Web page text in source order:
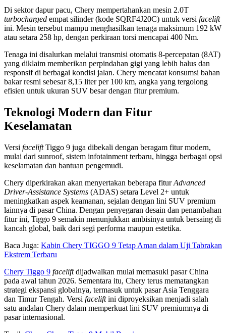
Di sektor dapur pacu, Chery mempertahankan mesin 2.0T
turbocharged empat silinder (kode SQRF4J20C) untuk versi facelift
ini. Mesin tersebut mampu menghasilkan tenaga maksimum 192 kW
atau setara 258 hp, dengan perkiraan torsi mencapai 400 Nm.
Tenaga ini disalurkan melalui transmisi otomatis 8-percepatan (8AT)
yang diklaim memberikan perpindahan gigi yang lebih halus dan
responsif di berbagai kondisi jalan. Chery mencatat konsumsi bahan
bakar resmi sebesar 8,15 liter per 100 km, angka yang tergolong
efisien untuk ukuran SUV besar dengan fitur premium.
Teknologi Modern dan Fitur
Keselamatan
Versi faceliftTiggo 9 juga dibekali dengan beragam fitur modern,
mulai dari sunroof, sistem infotainment terbaru, hingga berbagai opsi
keselamatan dan bantuan pengemudi.
Chery diperkirakan akan menyertakan beberapa fiturAdvanced
Driver-Assistance Systems (ADAS) setara Level 2+ untuk
meningkatkan aspek keamanan, sejalan dengan lini SUV premium
lainnya di pasar China. Dengan penyegaran desain dan penambahan
fitur ini, Tiggo 9 semakin menunjukkan ambisinya untuk bersaing di
kancah global, baik dari segi performa maupun estetika.
Baca Juga: Kabin Chery TIGGO 9 Tetap Aman dalam Uji Tabrakan
Ekstrem Terbaru
Chery Tiggo 9 faceliftdijadwalkan mulai memasuki pasar China
pada awal tahun 2026. Sementara itu, Chery terus mematangkan
strategi ekspansi globalnya, termasuk untuk pasar Asia Tenggara
dan Timur Tengah. Versi faceliftini diproyeksikan menjadi salah
satu andalan Chery dalam memperkuat lini SUV premiumnya di
pasar internasional.